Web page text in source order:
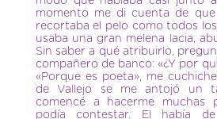
momento me di cuenta de
recortaba el pelo como todos
usaba una gran melena lacia,
Sin saber a qué atribuirlo,
compañero de banco: «¿Y por
«Porque es poeta», me
de Vallejo se me antojó un
comencé a hacerme muchas
podía contestar. El había